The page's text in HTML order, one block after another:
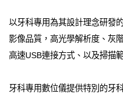
以牙科專用為其設計理念研發
影像品質，高光學解析度、灰
高速USB連接方式、以及掃描
牙科專用數位儀提供特別的牙